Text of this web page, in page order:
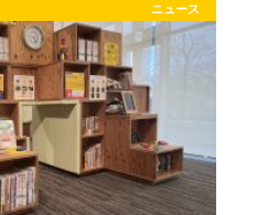
ニュース